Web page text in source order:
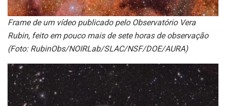
Frame de um vídeo publicado pelo Observatório Vera
Rubin, feito em pouco mais de sete horas de observação
(Foto: RubinObs/NOIRLab/SLAC/NSF/DOE/AURA)